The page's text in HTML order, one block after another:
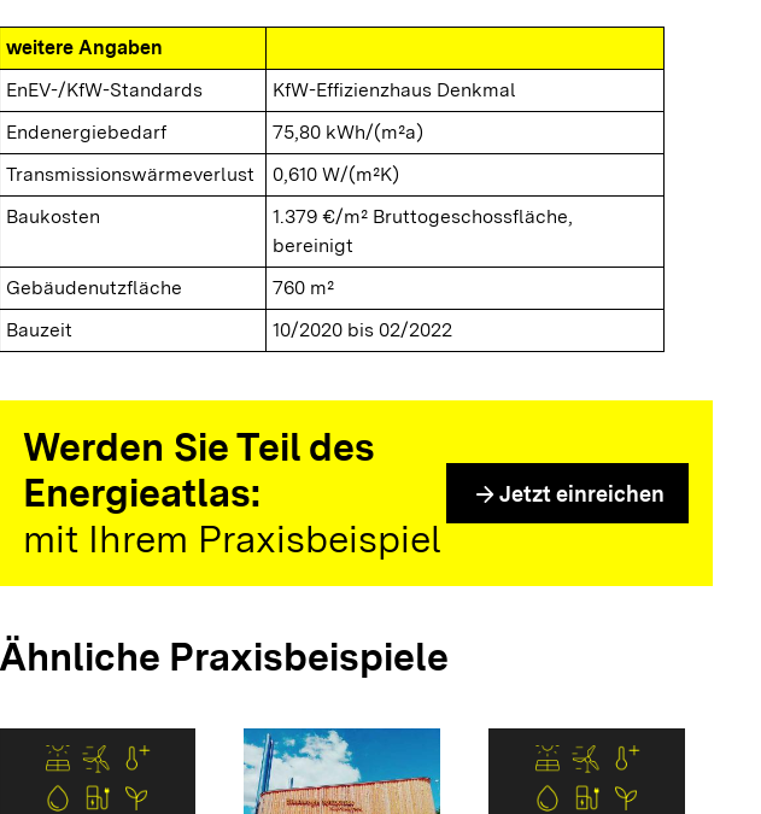
weitere Angaben
EnEV-/KfW-Standards
KfW-Effizienzhaus Denkmal
Endenergiebedarf
75,80 kWh/(m²a)
Transmissionswärmeverlust
0,610 W/(m²K)
Baukosten
1.379 €/m² Bruttogeschossfläche,
bereinigt
Gebäudenutzfläche
760 m²
Bauzeit
10/2020 bis 02/2022
Werden Sie Teil des
Energieatlas:
mit Ihrem Praxisbeispiel
arrow_forward Jetzt einreichen
Ähnliche Praxisbeispiele